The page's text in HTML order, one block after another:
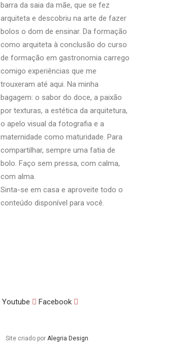
barra da saia da mãe, que se fez
arquiteta e descobriu na arte de fazer
bolos o dom de ensinar. Da formação
como arquiteta à conclusão do curso
de formação em gastronomia carrego
comigo experiências que me
trouxeram até aqui. Na minha
bagagem: o sabor do doce, a paixão
por texturas, a estética da arquitetura,
o apelo visual da fotografia e a
maternidade como maturidade. Para
compartilhar, sempre uma fatia de
bolo. Faço sem pressa, com calma,
com alma.
Sinta-se em casa e aproveite todo o
conteúdo disponível para você.
Youtube Facebook
Site criado por Alegria Design